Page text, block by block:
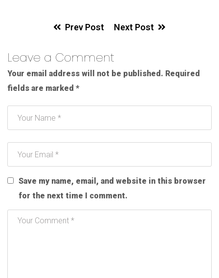
Prev Post Next Post
Leave a Comment
Your email address will not be published. Required
fields are marked *
Save my name, email, and website in this browser
for the next time I comment.